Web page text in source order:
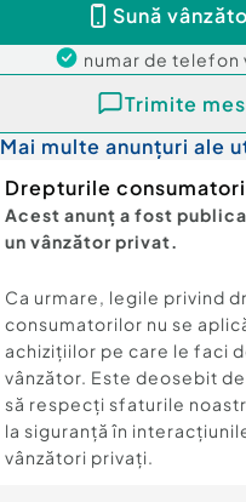
Sună
numar de telefon
Trimite
Mai multe anunțuri ale
Drepturile
Acest anunț a fost
un vânzător privat.
Ca urmare, legile privind
consumatorilor nu se
achizițiilor pe care le faci
vânzător. Este deosebit
să respecți sfaturile
la siguranță în
vânzători privați.